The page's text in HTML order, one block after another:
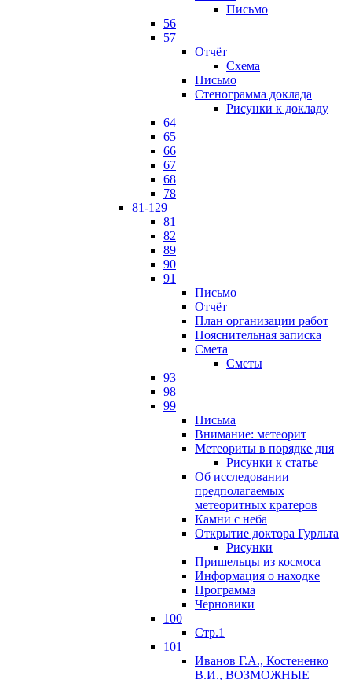
Письмо
56
57
Отчёт
Схема
Письмо
Стенограмма доклада
Рисунки к докладу
64
65
66
67
68
78
81-129
81
82
89
90
91
Письмо
Отчёт
План организации работ
Пояснительная записка
Смета
Сметы
93
98
99
Письма
Внимание: метеорит
Метеориты в порядке дня
Рисунки к статье
Об исследовании
предполагаемых
метеоритных кратеров
Камни с неба
Открытие доктора Гурльта
Рисунки
Пришельцы из космоса
Информация о находке
Программа
Черновики
100
Стр.1
101
Иванов Г.А., Костененко
В.И., ВОЗМОЖНЫЕ